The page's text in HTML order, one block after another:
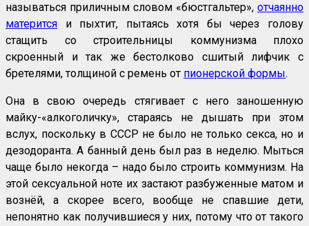
называться приличным словом «бюстгальтер», отчаянно
матерится и пыхтит, пытаясь хотя бы через голову
стащить со строительницы коммунизма плохо
скроенный и так же бестолково сшитый лифчик с
бретелями, толщиной с ремень от пионерской формы.
Она в свою очередь стягивает с него заношенную
майку-«алкоголичку», стараясь не дышать при этом
вслух, поскольку в СССР не было не только секса, но и
дезодоранта. А банный день был раз в неделю. Мыться
чаще было некогда – надо было строить коммунизм. На
этой сексуальной ноте их застают разбуженные матом и
вознёй, а скорее всего, вообще не спавшие дети,
непонятно как получившиеся у них, потому что от такого